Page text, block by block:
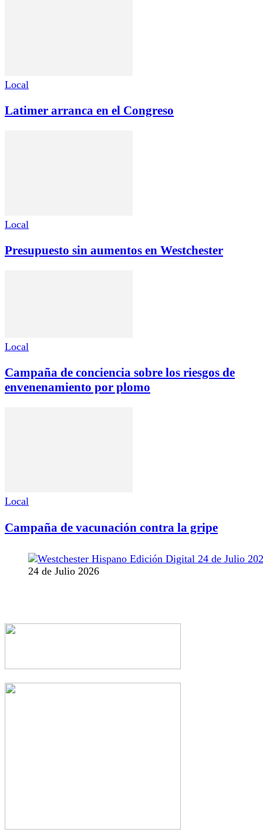
Local
Latimer arranca en el Congreso
Local
Presupuesto sin aumentos en Westchester
Local
Campaña de conciencia sobre los riesgos de
envenenamiento por plomo
Local
Campaña de vacunación contra la gripe
24 de Julio 2026